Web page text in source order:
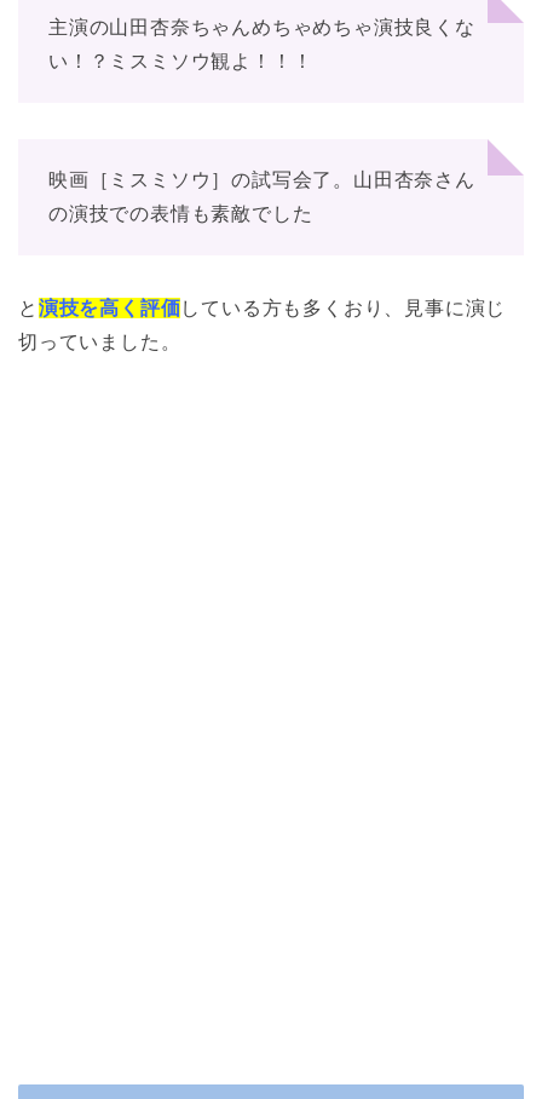
主演の山田杏奈ちゃんめちゃめちゃ演技良くな
い！？ミスミソウ観よ！！！
映画［ミスミソウ］の試写会了。山田杏奈さん
の演技での表情も素敵でした
と 演技を高く評価している方も多くおり、見事に演じ
切っていました。